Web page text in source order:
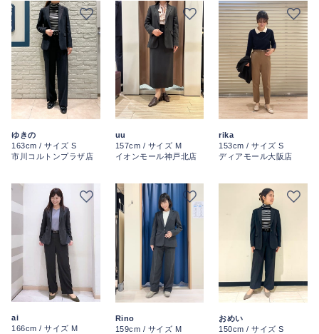
ゆきの
163cm / サイズ S
市川コルトンプラザ店
uu
157cm / サイズ M
イオンモール神戸北店
rika
153cm / サイズ S
ディアモール大阪店
ai
166cm / サイズ M
Rino
159cm / サイズ M
おめい
150cm / サイズ S